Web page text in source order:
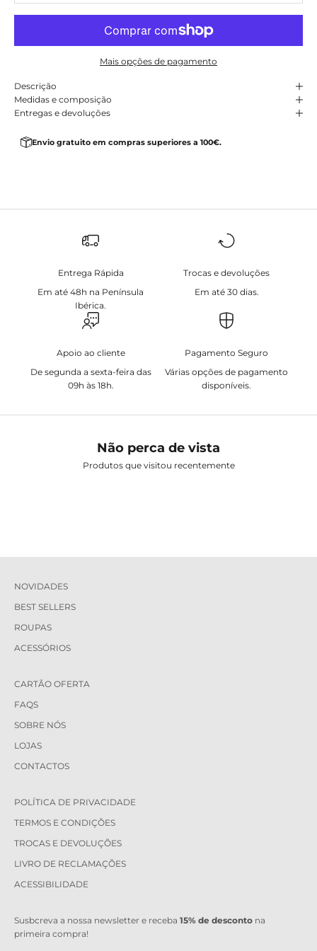
Mais opções de pagamento
Descrição
Medidas e composição
Entregas e devoluções
Envio gratuito em compras superiores a 100€.
Entrega Rápida
Em até 48h na Península
Ibérica.
Trocas e devoluções
Em até 30 dias.
Apoio ao cliente
De segunda a sexta-feira das
09h às 18h.
Pagamento Seguro
Várias opções de pagamento
disponíveis.
Não perca de vista
Produtos que visitou recentemente
NOVIDADES
BEST SELLERS
ROUPAS
ACESSÓRIOS
CARTÃO OFERTA
FAQS
SOBRE NÓS
LOJAS
CONTACTOS
POLÍTICA DE PRIVACIDADE
TERMOS E CONDIÇÕES
TROCAS E DEVOLUÇÕES
LIVRO DE RECLAMAÇÕES
ACESSIBILIDADE
Susbcreva a nossa newsletter e receba 15% de desconto na
primeira compra!